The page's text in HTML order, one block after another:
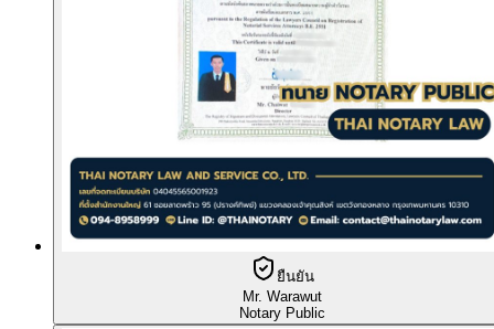
ยืนยัน
Mr. Warawut
Notary Public